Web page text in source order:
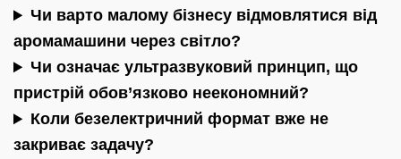
Чи варто малому бізнесу відмовлятися від
аромамашини через світло?
Чи означає ультразвуковий принцип, що
пристрій обов’язково неекономний?
Коли безелектричний формат вже не
закриває задачу?